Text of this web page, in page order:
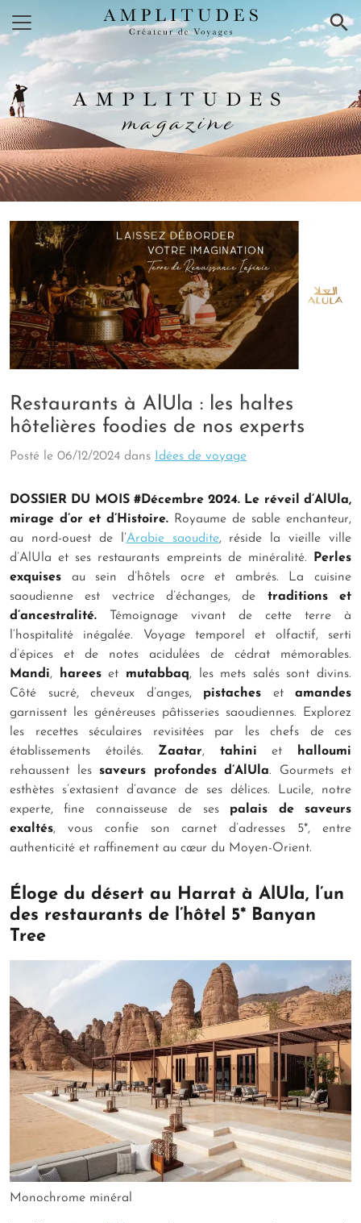
×
AMPLITUDES
magazine
Restaurants à AlUla : les haltes
hôtelières foodies de nos experts
Posté le 06/12/2024 dans Idées de voyage
DOSSIER DU MOIS #Décembre 2024. Le réveil d’AlUla,
mirage d’or et d’Histoire.
Royaume de sable enchanteur,
au nord-ouest de l’Arabie saoudite, réside la vieille ville
d’AlUla et ses restaurants empreints de minéralité.
Perles
exquises au sein d’hôtels ocre et ambrés. La cuisine
saoudienne est vectrice d’échanges, de traditions et
d’ancestralité.
Témoignage vivant de cette terre à
l’hospitalité inégalée. Voyage temporel et olfactif, serti
d’épices et de notes acidulées de cédrat mémorables.
Mandi, harees et mutabbaq, les mets salés sont divins.
Côté sucré, cheveux d’anges, pistaches et amandes
garnissent les généreuses pâtisseries saoudiennes. Explorez
les recettes séculaires revisitées par les chefs de ces
établissements étoilés. Zaatar, tahiniet
halloumi
rehaussent les saveurs profondes d’AlUla. Gourmets et
esthètes s’extasient d’avance de ses délices. Lucile, notre
experte, fine connaisseuse de ses palais de saveurs
exaltés, vous confie son carnet d’adresses 5*, entre
authenticité et raffinement au cœur du Moyen-Orient.
Éloge du désert au Harrat à AlUla, l’un
des restaurants de l’hôtel 5* Banyan
Tree
Monochrome minéral